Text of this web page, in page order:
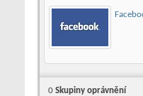
0 Skupiny oprávnění